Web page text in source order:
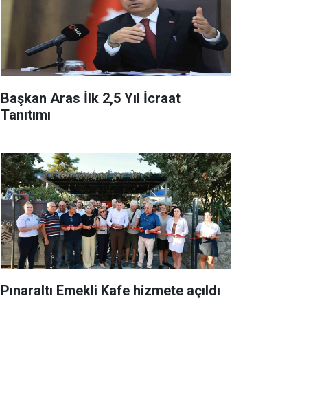
Başkan Aras İlk 2,5 Yıl İcraat
Tanıtımı
Pınaraltı Emekli Kafe hizmete açıldı